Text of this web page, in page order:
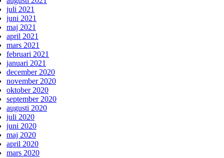
juli 2021
juni 2021
maj 2021
april 2021
mars 2021
februari 2021
januari 2021
december 2020
november 2020
oktober 2020
september 2020
augusti 2020
juli 2020
juni 2020
maj 2020
april 2020
mars 2020